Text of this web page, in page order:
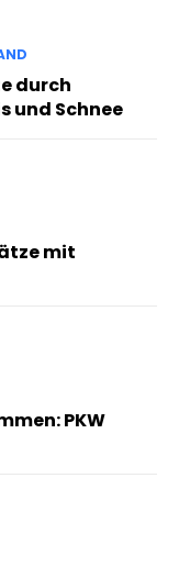
durch
und Schnee
mit
PKW